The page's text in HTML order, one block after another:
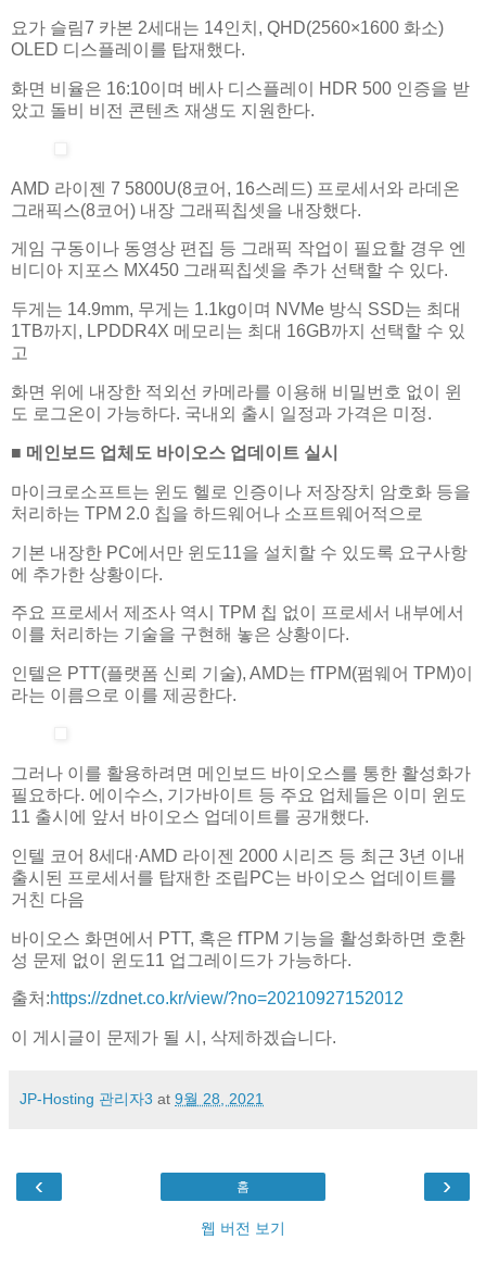
요가 슬림7 카본 2세대는 14인치, QHD(2560×1600 화소)
OLED 디스플레이를 탑재했다.
화면 비율은 16:10이며 베사 디스플레이 HDR 500 인증을 받
았고 돌비 비전 콘텐츠 재생도 지원한다.
AMD 라이젠 7 5800U(8코어, 16스레드) 프로세서와 라데온
그래픽스(8코어) 내장 그래픽칩셋을 내장했다.
게임 구동이나 동영상 편집 등 그래픽 작업이 필요할 경우 엔
비디아 지포스 MX450 그래픽칩셋을 추가 선택할 수 있다.
두게는 14.9mm, 무게는 1.1kg이며 NVMe 방식 SSD는 최대
1TB까지, LPDDR4X 메모리는 최대 16GB까지 선택할 수 있
고
화면 위에 내장한 적외선 카메라를 이용해 비밀번호 없이 윈
도 로그온이 가능하다. 국내외 출시 일정과 가격은 미정.
■ 메인보드 업체도 바이오스 업데이트 실시
마이크로소프트는 윈도 헬로 인증이나 저장장치 암호화 등을
처리하는 TPM 2.0 칩을 하드웨어나 소프트웨어적으로
기본 내장한 PC에서만 윈도11을 설치할 수 있도록 요구사항
에 추가한 상황이다.
주요 프로세서 제조사 역시 TPM 칩 없이 프로세서 내부에서
이를 처리하는 기술을 구현해 놓은 상황이다.
인텔은 PTT(플랫폼 신뢰 기술), AMD는 fTPM(펌웨어 TPM)이
라는 이름으로 이를 제공한다.
그러나 이를 활용하려면 메인보드 바이오스를 통한 활성화가
필요하다. 에이수스, 기가바이트 등 주요 업체들은 이미 윈도
11 출시에 앞서 바이오스 업데이트를 공개했다.
인텔 코어 8세대·AMD 라이젠 2000 시리즈 등 최근 3년 이내
출시된 프로세서를 탑재한 조립PC는 바이오스 업데이트를
거친 다음
바이오스 화면에서 PTT, 혹은 fTPM 기능을 활성화하면 호환
성 문제 없이 윈도11 업그레이드가 가능하다.
출처:https://zdnet.co.kr/view/?no=20210927152012
이 게시글이 문제가 될 시, 삭제하겠습니다.
JP-Hosting 관리자3 at 9월 28, 2021
‹ ›
홈
웹 버전 보기